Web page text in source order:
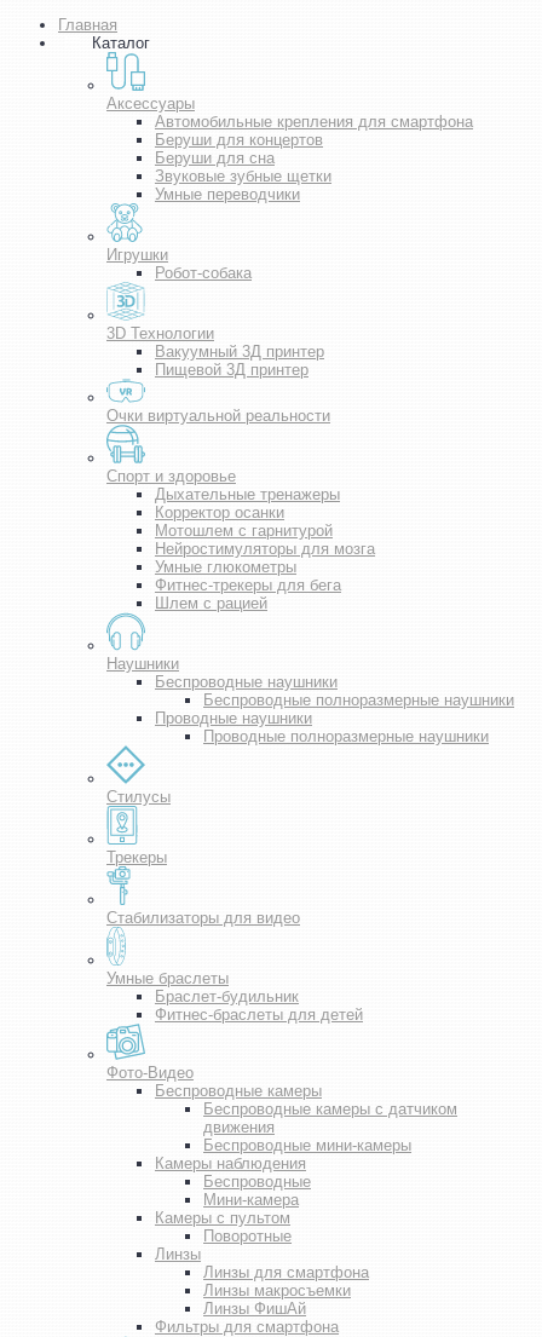
Главная
Каталог
Аксессуары
Автомобильные крепления для смартфона
Беруши для концертов
Беруши для сна
Звуковые зубные щетки
Умные переводчики
Игрушки
Робот-собака
3D Технологии
Вакуумный 3Д принтер
Пищевой 3Д принтер
Очки виртуальной реальности
Спорт и здоровье
Дыхательные тренажеры
Корректор осанки
Мотошлем с гарнитурой
Нейростимуляторы для мозга
Умные глюкометры
Фитнес-трекеры для бега
Шлем с рацией
Наушники
Беспроводные наушники
Беспроводные полноразмерные наушники
Проводные наушники
Проводные полноразмерные наушники
Стилусы
Трекеры
Стабилизаторы для видео
Умные браслеты
Браслет-будильник
Фитнес-браслеты для детей
Фото-Видео
Беспроводные камеры
Беспроводные камеры с датчиком
движения
Беспроводные мини-камеры
Камеры наблюдения
Беспроводные
Мини-камера
Камеры с пультом
Поворотные
Линзы
Линзы для смартфона
Линзы макросъемки
Линзы ФишАй
Фильтры для смартфона